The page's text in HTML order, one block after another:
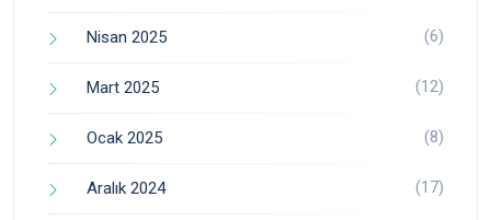
Nisan 2025 (6)
Mart 2025 (12)
Ocak 2025 (8)
Aralık 2024 (17)